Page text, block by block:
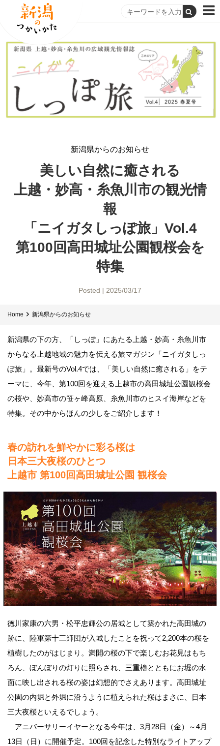
新潟県からのお知らせ
美しい自然に癒される
上越・妙高・糸魚川市の観光情
報
「ニイガタしっぽ旅」Vol.4
第100回高田城址公園観桜会を
特集
Posted | 2025/03/17
Home 新潟県からのお知らせ
新潟県の下の方、「しっぽ」にあたる上越・妙高・糸魚川市
からなる上越地域の魅力を伝える旅マガジン「ニイガタしっ
ぽ旅」。最新号のVol.4では、「美しい自然に癒される」をテ
ーマに、今年、第100回を迎える上越市の高田城址公園観桜会
の桜や、妙高市の笹ヶ峰高原、糸魚川市のヒスイ海岸などを
特集。その中からほんの少しをご紹介します！
春の訪れを鮮やかに彩る桜は
日本三大夜桜のひとつ
上越市 第100回高田城址公園 観桜会
徳川家康の六男・松平忠輝公の居城として築かれた高田城の
跡に、陸軍第十三師団が入城したことを祝って2,200本の桜を
植樹したのがはじまり。満開の桜の下で楽しむお花見はもち
ろん、ぼんぼりの灯りに照らされ、三重櫓とともにお堀の水
面に映し出される桜の姿は幻想的でさえあります。高田城址
公園の内堀と外堀に沿うように植えられた桜はまさに、日本
三大夜桜といえるでしょう。
アニバーサリーイヤーとなる今年は、3月28日（金）～4月
13日（日）に開催予定。100回を記念した特別なライトアップ